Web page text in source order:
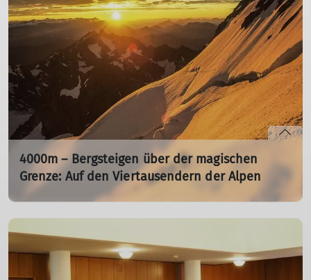
4000m – Bergsteigen über der magischen
Grenze: Auf den Viertausendern der Alpen
Vortrag von Peter Stingl
Mont Blanc, Grandes Jorasses, Matterhorn, Monte Rosa,
Weisshorn, Jungfrau – 4.000er sind die Traumziele für
ambitionierte Bergsteiger*innen.Peter Stinglschildert